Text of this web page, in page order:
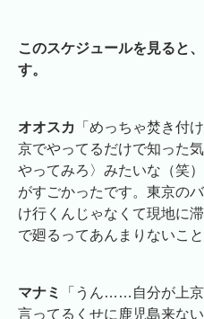
このスケジュールを見ると
す。
オオスカ
「めっちゃ焚き付
京でやってるだけで知った
やってみろ〉みたいな（笑
がすごかったです。東京の
け行くんじゃなくて現地に
で廻るってあんまりないこと
マナミ
「うん……自分が上
言ってるくせに鹿児島来な